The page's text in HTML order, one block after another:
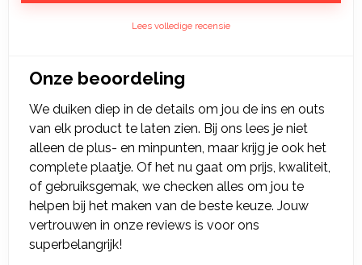
Lees volledige recensie
Onze beoordeling
We duiken diep in de details om jou de ins en outs
van elk product te laten zien. Bij ons lees je niet
alleen de plus- en minpunten, maar krijg je ook het
complete plaatje. Of het nu gaat om prijs, kwaliteit,
of gebruiksgemak, we checken alles om jou te
helpen bij het maken van de beste keuze. Jouw
vertrouwen in onze reviews is voor ons
superbelangrijk!